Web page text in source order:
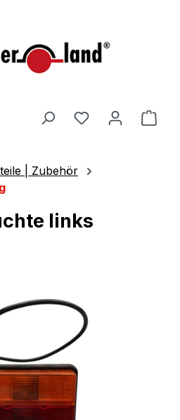
| Zubehör
links